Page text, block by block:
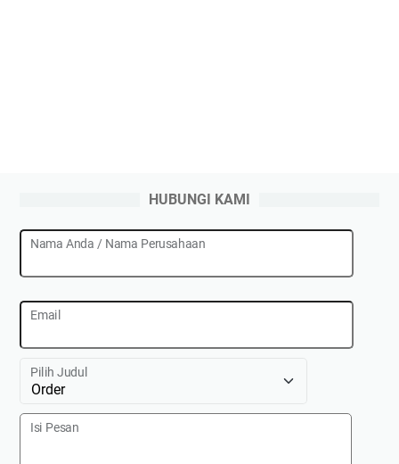
HUBUNGI KAMI
Nama Anda / Nama Perusahaan
Email
Pilih Judul
Isi Pesan